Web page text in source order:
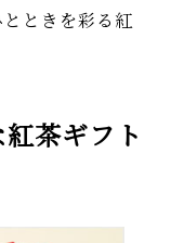
ときを彩る紅
茶ギフト